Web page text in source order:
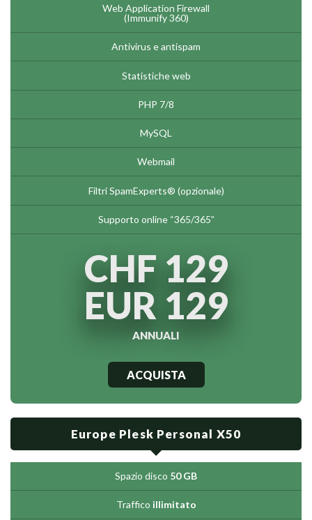
Web Application Firewall
(Immunify 360)
Antivirus e antispam
Statistiche web
PHP 7/8
MySQL
Webmail
Filtri SpamExperts® (opzionale)
Supporto online “365/365”
CHF 129
EUR 129
ANNUALI
ACQUISTA
Europe Plesk Personal X50
Spazio disco 50 GB
Traffico illimitato